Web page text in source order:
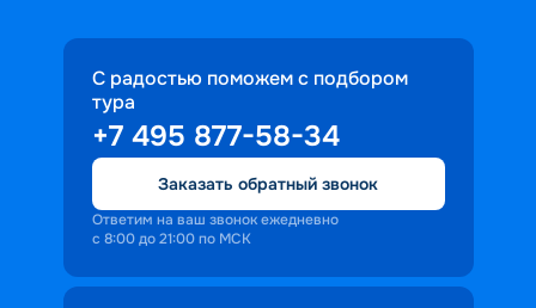
С радостью поможем с подбором
тура
+7 495 877-58-34
Заказать обратный звонок
Ответим на ваш звонок ежедневно
с 8:00 до 21:00 по МСК